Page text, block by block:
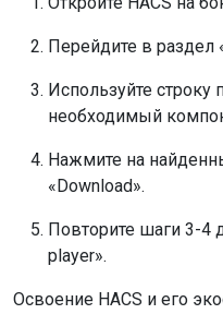
Перейдите в раздел
Используйте строку
необходимый
Нажмите на
«Download».
Повторите шаги 3-4
player».
Освоение HACS и его